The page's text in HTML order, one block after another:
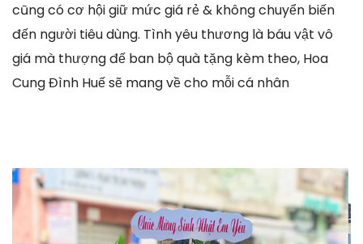
cũng có cơ hội giữ mức giá rẻ & không chuyển biến
đến người tiêu dùng. Tình yêu thương là báu vật vô
giá mà thượng đế ban bộ quà tặng kèm theo, Hoa
Cung Đình Huế sẽ mang về cho mỗi cá nhân